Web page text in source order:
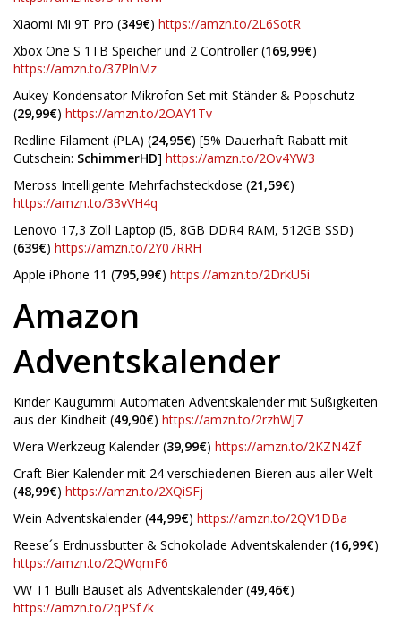
Xiaomi Mi 9T Pro (349€) https://amzn.to/2L6SotR
Xbox One S 1TB Speicher und 2 Controller (169,99€)
https://amzn.to/37PlnMz
Aukey Kondensator Mikrofon Set mit Ständer & Popschutz
(29,99€) https://amzn.to/2OAY1Tv
Redline Filament (PLA) (24,95€) [5% Dauerhaft Rabatt mit
Gutschein: SchimmerHD] https://amzn.to/2Ov4YW3
Meross Intelligente Mehrfachsteckdose (21,59€)
https://amzn.to/33vVH4q
Lenovo 17,3 Zoll Laptop (i5, 8GB DDR4 RAM, 512GB SSD)
(639€) https://amzn.to/2Y07RRH
Apple iPhone 11 (795,99€) https://amzn.to/2DrkU5i
Amazon
Adventskalender
Kinder Kaugummi Automaten Adventskalender mit Süßigkeiten
aus der Kindheit (49,90€) https://amzn.to/2rzhWJ7
Wera Werkzeug Kalender (39,99€) https://amzn.to/2KZN4Zf
Craft Bier Kalender mit 24 verschiedenen Bieren aus aller Welt
(48,99€) https://amzn.to/2XQiSFj
Wein Adventskalender (44,99€) https://amzn.to/2QV1DBa
Reese´s Erdnussbutter & Schokolade Adventskalender (16,99€)
https://amzn.to/2QWqmF6
VW T1 Bulli Bauset als Adventskalender (49,46€)
https://amzn.to/2qPSf7k